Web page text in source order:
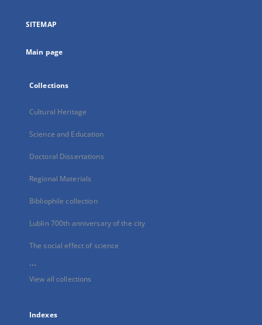
new
SITEMAP
Main page
Collections
Cultural Heritage
Science and Education
Doctoral Dissertations
Regional Materials
Bibliophile collection
Lublin 700th anniversary of the city
The social effect of science
...
View all collections
Indexes